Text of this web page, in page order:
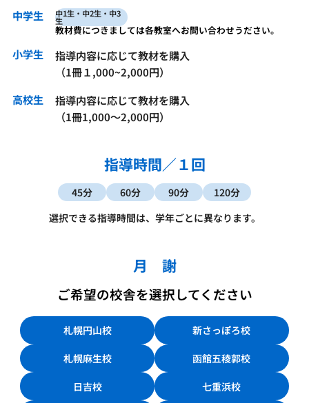
中学生 中1生・中2生・中3
生
教材費につきましては各教室へお問い合わせうださい。
小学生
指導内容に応じて教材を購入
（1冊１,000~2,000円）
高校生
指導内容に応じて教材を購入
（1冊1,000～2,000円）
指導時間／１回
45分 60分 90分
120分
選択できる指導時間は、学年ごとに異なります。
月 謝
ご希望の校舎を選択してください
札幌円山校 新さっぽろ校
札幌麻生校 函館五稜郭校
日吉校 七重浜校